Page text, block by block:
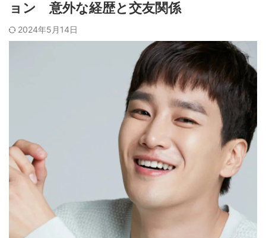
ョン 意外な経歴と交友関係
2024年5月14日